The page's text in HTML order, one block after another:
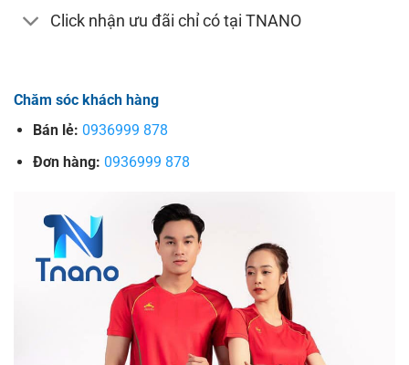
Click nhận ưu đãi chỉ có tại TNANO
Chăm sóc khách hàng
Bán lẻ: 0936999 878
Đơn hàng: 0936999 878